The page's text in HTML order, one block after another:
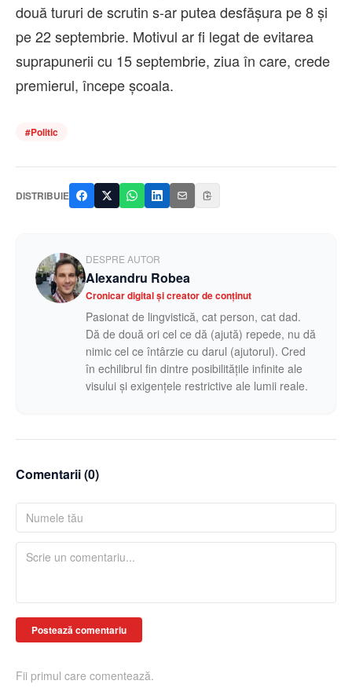
două tururi de scrutin s-ar putea desfășura pe 8 și
pe 22 septembrie. Motivul ar fi legat de evitarea
suprapunerii cu 15 septembrie, ziua în care, crede
premierul, începe școala.
#Politic
DISTRIBUIE
DESPRE AUTOR
Alexandru Robea
Cronicar digital și creator de conținut
Pasionat de lingvistică, cat person, cat dad.
Dă de două ori cel ce dă (ajută) repede, nu dă
nimic cel ce întârzie cu darul (ajutorul). Cred
în echilibrul fin dintre posibilitățile infinite ale
visului și exigențele restrictive ale lumii reale.
Comentarii (0)
Postează comentariu
Fii primul care comentează.